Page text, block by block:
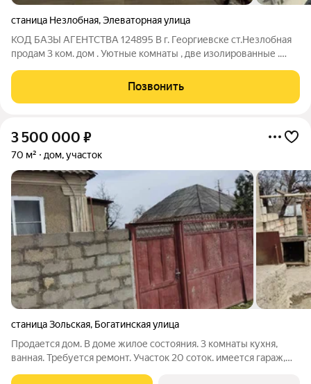
станица Незлобная,Элеваторная улица
КОД БАЗЫ АГЕНТСТВА 124895 В г. Георгиевске ст.Незлобная
продам 3 ком. дом . Уютные комнаты , две изолированные .
во двор .Отопление электрическое с теплыми полами , вода
скважина с
Позвонить
3 500 000 ₽
70 м² дом, участок
станица Зольская, Богатинская улица
Продается дом. В доме жилое состояния. 3 комнаты кухня,
ванная. Требуется ремонт. Участок 20 соток. имеется гараж,